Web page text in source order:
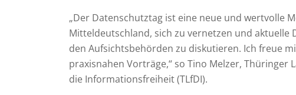
„Der Datenschutztag ist eine neue und wertvolle
Mitteldeutschland, sich zu vernetzen und
den Aufsichtsbehörden zu diskutieren. Ich freue
praxisnahen Vorträge,“ so Tino Melzer,
die Informationsfreiheit (TLfDI).